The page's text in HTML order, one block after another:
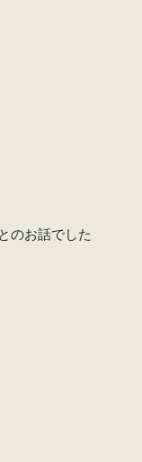
のお話でした